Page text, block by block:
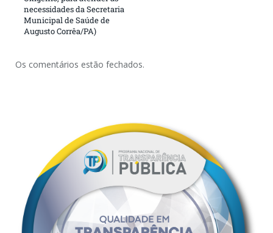
necessidades da Secretaria
Municipal de Saúde de
Augusto Corrêa/PA)
Os comentários estão fechados.